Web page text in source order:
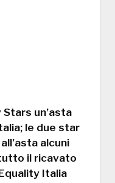
un’asta
le due star
alcuni
il ricavato
Italia